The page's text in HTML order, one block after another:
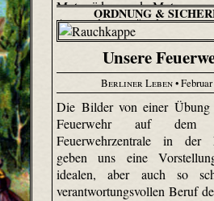
Motorräder und
Anwendung gefunden.
ORDNUNG &
Unsere
Berliner Leben•
Die Bilder von einer Übung
Feuerwehr auf
Feuerwehrzentrale in der
geben uns eine
idealen, aber auch so
verantwortungsvollen Beruf